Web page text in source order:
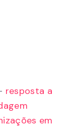
resposta a
em